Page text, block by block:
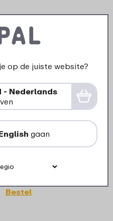
Lumina
- nordic sage
19
Bestel
›
op de juiste website?
- Nederlands
gaan